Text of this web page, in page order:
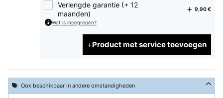
Verlengde garantie (+ 12
maanden)
9,90 €
Wat is inbegrepen?
Product met service toevoegen
Ook beschikbaar in andere omstandigheden